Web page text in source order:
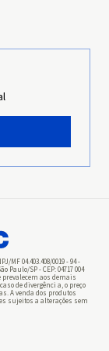
MF 04.403.408/0019 - 94 -
Paulo/SP - CEP: 04717 004
aos demais
de divergênci a, o preço
A venda dos produtos
sujeitos a alterações sem